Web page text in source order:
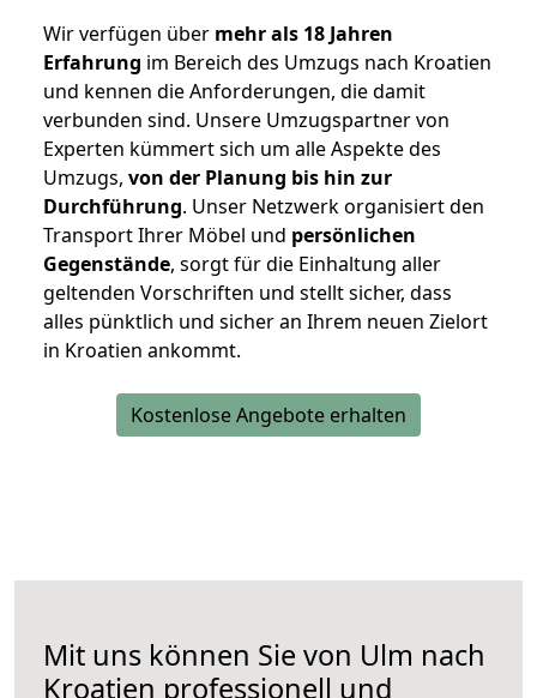
Wir verfügen über mehr als 18 Jahren
Erfahrung im Bereich des Umzugs nach Kroatien
und kennen die Anforderungen, die damit
verbunden sind. Unsere Umzugspartner von
Experten kümmert sich um alle Aspekte des
Umzugs, von der Planung bis hin zur
Durchführung. Unser Netzwerk organisiert den
Transport Ihrer Möbel und persönlichen
Gegenstände, sorgt für die Einhaltung aller
geltenden Vorschriften und stellt sicher, dass
alles pünktlich und sicher an Ihrem neuen Zielort
in Kroatien ankommt.
Kostenlose Angebote erhalten
Mit uns können Sie von Ulm nach
Kroatien professionell und